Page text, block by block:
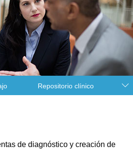
Repositorio clínico
de diagnóstico y creación de